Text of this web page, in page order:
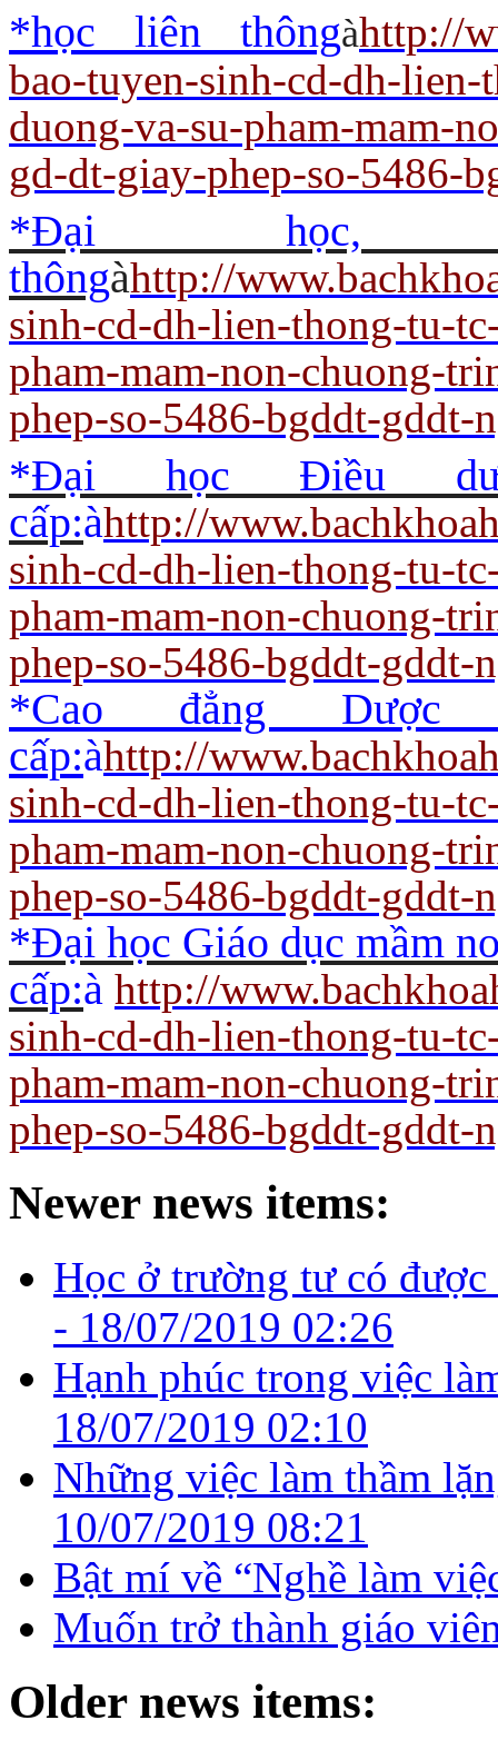
*học liên thôngàhttp://
bao-tuyen-sinh-cd-dh-
duong-va-su-pham-mam-
gd-dt-giay-phep-so-5486-
*Đại học,
thôngàhttp://
sinh-cd-dh-lien-thong-tu-
pham-mam-non-chuong-
phep-so-5486-bgddt-gddt-
*Đại học Điều
cấp:àhttp://
sinh-cd-dh-lien-thong-tu-
pham-mam-non-chuong-
phep-so-5486-bgddt-gddt-
*Cao đẳng
cấp:àhttp://
sinh-cd-dh-lien-thong-tu-
pham-mam-non-chuong-
phep-so-5486-bgddt-gddt-
*Đại học Giáo dục mầm
cấp:à http://
sinh-cd-dh-lien-thong-tu-
pham-mam-non-chuong-
phep-so-5486-bgddt-gddt-
Newer news items:
Học ở trường tư có
- 18/07/2019 02:26
Hạnh phúc trong việc
18/07/2019 02:10
Những việc làm thầm
10/07/2019 08:21
Bật mí về “Nghề làm
Muốn trở thành giáo
Older news items: